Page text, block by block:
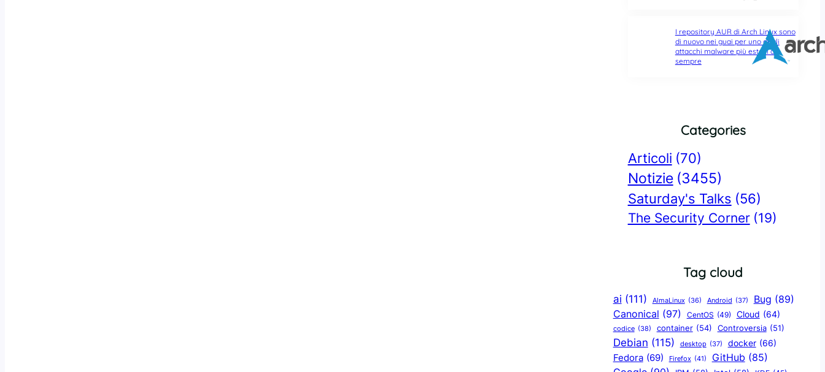
I repository AUR di Arch Linux sono
di nuovo nei guai per uno degli
attacchi malware più estesi di
sempre
Categories
Articoli (70)
Notizie (3455)
Saturday's Talks (56)
The Security Corner (19)
Tag cloud
ai (111) AlmaLinux (36) Android (37) Bug (89)
Canonical (97) CentOS (49) Cloud (64)
codice (38) container (54) Controversia (51)
Debian (115) desktop (37) docker (66)
Fedora (69) Firefox (41) GitHub (85)